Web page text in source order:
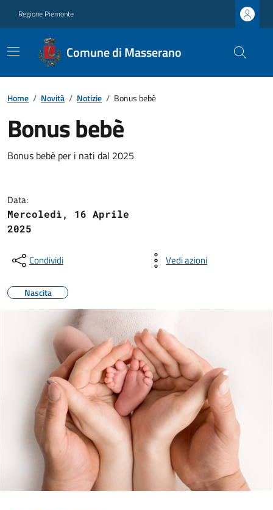
Regione Piemonte
Comune di Masserano
Home / Novità / Notizie / Bonus bebè
Bonus bebè
Bonus bebè per i nati dal 2025
Data:
Mercoledì, 16 Aprile
2025
Condividi Vedi azioni
Nascita